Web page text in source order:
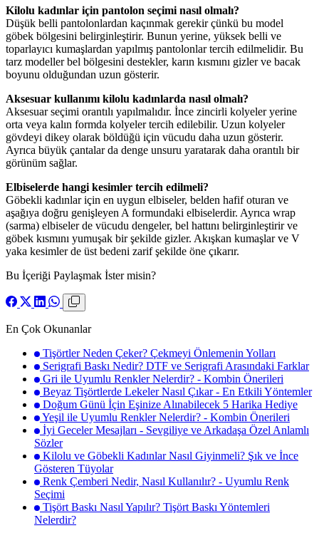
Kilolu kadınlar için pantolon seçimi nasıl olmalı?
Düşük belli pantolonlardan kaçınmak gerekir çünkü bu model
göbek bölgesini belirginleştirir. Bunun yerine, yüksek belli ve
toparlayıcı kumaşlardan yapılmış pantolonlar tercih edilmelidir. Bu
tarz modeller bel bölgesini destekler, karın kısmını gizler ve bacak
boyunu olduğundan uzun gösterir.
Aksesuar kullanımı kilolu kadınlarda nasıl olmalı?
Aksesuar seçimi orantılı yapılmalıdır. İnce zincirli kolyeler yerine
orta veya kalın formda kolyeler tercih edilebilir. Uzun kolyeler
gövdeyi dikey olarak böldüğü için vücudu daha uzun gösterir.
Ayrıca büyük çantalar da denge unsuru yaratarak daha orantılı bir
görünüm sağlar.
Elbiselerde hangi kesimler tercih edilmeli?
Göbekli kadınlar için en uygun elbiseler, belden hafif oturan ve
aşağıya doğru genişleyen A formundaki elbiselerdir. Ayrıca wrap
(sarma) elbiseler de vücudu dengeler, bel hattını belirginleştirir ve
göbek kısmını yumuşak bir şekilde gizler. Akışkan kumaşlar ve V
yaka kesimler de üst bedeni zarif şekilde öne çıkarır.
Bu İçeriği Paylaşmak İster misin?
En Çok Okunanlar
Tişörtler Neden Çeker? Çekmeyi Önlemenin Yolları
Serigrafi Baskı Nedir? DTF ve Serigrafi Arasındaki Farklar
Gri ile Uyumlu Renkler Nelerdir? - Kombin Önerileri
Beyaz Tişörtlerde Lekeler Nasıl Çıkar - En Etkili Yöntemler
Doğum Günü İçin Eşinize Alınabilecek 5 Harika Hediye
Yeşil ile Uyumlu Renkler Nelerdir? - Kombin Önerileri
İyi Geceler Mesajları - Sevgiliye ve Arkadaşa Özel Anlamlı
Sözler
Kilolu ve Göbekli Kadınlar Nasıl Giyinmeli? Şık ve İnce
Gösteren Tüyolar
Renk Çemberi Nedir, Nasıl Kullanılır? - Uyumlu Renk
Seçimi
Tişört Baskı Nasıl Yapılır? Tişört Baskı Yöntemleri
Nelerdir?